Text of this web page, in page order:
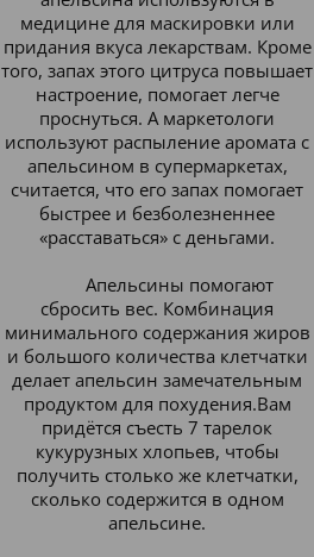
медицине для маскировки или
придания вкуса лекарствам. Кроме
того, запах этого цитруса повышает
настроение, помогает легче
проснуться. А маркетологи
используют распыление аромата с
апельсином в супермаркетах,
считается, что его запах помогает
быстрее и безболезненнее
«расставаться» с деньгами.
Апельсины помогают
сбросить вес. Комбинация
минимального содержания жиров
и большого количества клетчатки
делает апельсин замечательным
продуктом для похудения.Вам
придётся съесть 7 тарелок
кукурузных хлопьев, чтобы
получить столько же клетчатки,
сколько содержится в одном
апельсине.